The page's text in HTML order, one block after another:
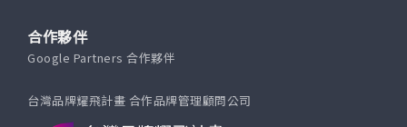
合作夥伴
Google Partners 合作夥伴
台灣品牌耀飛計畫 合作品牌管理顧問公司